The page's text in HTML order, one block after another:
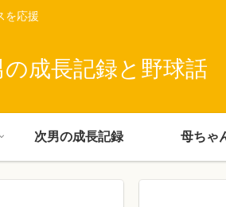
を応援
成長記録と野球話
次男の成長記録 母ちゃ